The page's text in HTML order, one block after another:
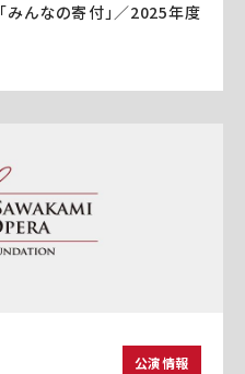
みんなの寄付」／2025年度
公演情報